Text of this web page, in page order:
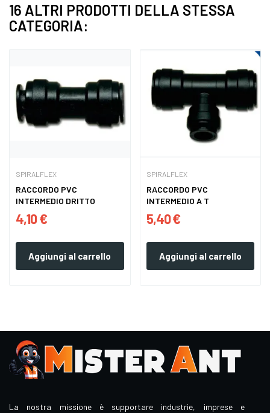
16 ALTRI PRODOTTI DELLA STESSA
CATEGORIA:
SPIRALFLEX
RACCORDO PVC
INTERMEDIO DRITTO
4,10 €
Aggiungi al carrello
SPIRALFLEX
RACCORDO PVC
INTERMEDIO A T
5,40 €
Aggiungi al carrello
La nostra missione è supportare industrie, imprese e